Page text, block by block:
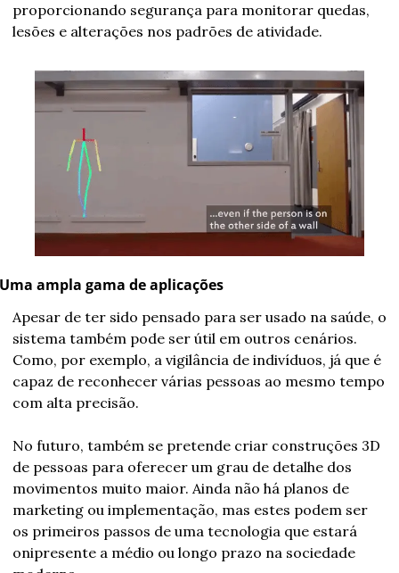
proporcionando segurança para monitorar quedas,
lesões e alterações nos padrões de atividade.
Uma ampla gama de aplicações
Apesar de ter sido pensado para ser usado na saúde, o
sistema também pode ser útil em outros cenários.
Como, por exemplo, a vigilância de indivíduos, já que é
capaz de reconhecer várias pessoas ao mesmo tempo
com alta precisão.
No futuro, também se pretende criar construções 3D
de pessoas para oferecer um grau de detalhe dos
movimentos muito maior. Ainda não há planos de
marketing ou implementação, mas estes podem ser
os primeiros passos de uma tecnologia que estará
onipresente a médio ou longo prazo na sociedade